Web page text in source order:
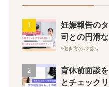
妊娠報告の
司との円滑
働き方のお悩み
育休前面談
とチェック